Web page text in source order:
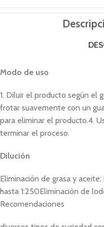
Modo de uso
1. Diluir el producto según el
frotar suavemente con un
para eliminar el producto.4.
terminar el proceso.
Dilución
Eliminación de grasa y
hasta 1:250Eliminación de
Recomendaciones